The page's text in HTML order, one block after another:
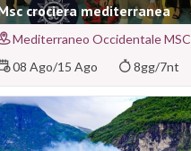
crociera mediterranea
Mediterraneo Occidentale MSC
08 Ago/15 Ago 8gg/7nt